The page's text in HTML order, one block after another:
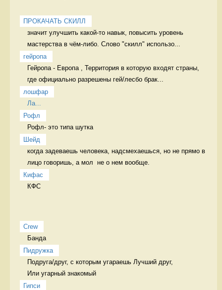
ПРОКАЧАТЬ СКИЛЛ
значит улучшить какой-то навык, повысить уровень
мастерства в чём-либо. Слово "скилл" использо...
гейропа
Гейропа - Европа , Территория в которую входят страны,
где официально разрешены гей/лесбо брак...
лошфар
Ла...
Рофл
Рофл- это типа шутка
Шейд
когда задеваешь человека, надсмехаешься, но не прямо в
лицо говоришь, а мол  не о нем вообще.
Кифас
КФС
Crew
Банда
Пидружка
Подруга/друг, с которым угараешь Лучший друг,
Или угарный знакомый
Гипси